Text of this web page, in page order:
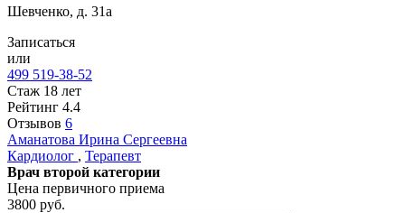
Шевченко, д. 31а
Записаться
или
499 519-38-52
Стаж 18 лет
Рейтинг 4.4
Отзывов 6
Аманатова Ирина Сергеевна
Кардиолог , Терапевт
Врач второй категории
Цена первичного приема
3800 руб.